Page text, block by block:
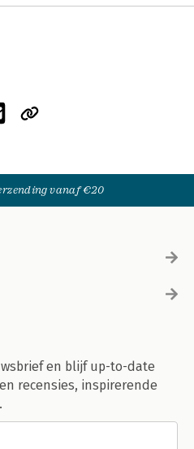
vanaf €20
en blijf up-to-date
recensies, inspirerende